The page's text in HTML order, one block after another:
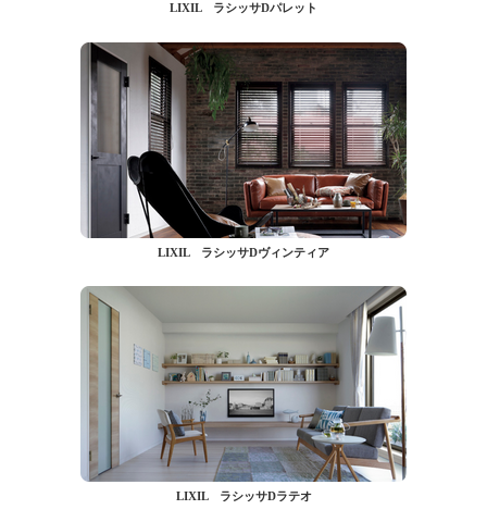
LIXIL ラシッサDパレット
LIXIL ラシッサDヴィンティア
LIXIL ラシッサDラテオ